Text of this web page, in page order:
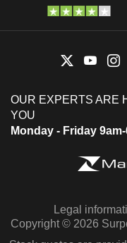
OUR EXPERTS ARE
YOU
Monday - Friday
Legal
Copyright © 2026